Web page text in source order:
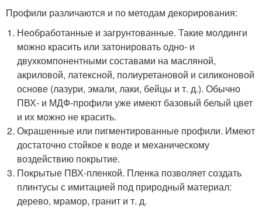
Профили различаются и по методам декорирования:
Необработанные и загрунтованные. Такие молдинги
можно красить или затонировать одно- и
двухкомпонентными составами на масляной,
акриловой, латексной, полиуретановой и силиконовой
основе (лазури, эмали, лаки, бейцы и т. д.). Обычно
ПВХ- и МДФ-профили уже имеют базовый белый цвет
и их можно не красить.
Окрашенные или пигментированные профили. Имеют
достаточно стойкое к воде и механическому
воздействию покрытие.
Покрытые ПВХ-пленкой. Пленка позволяет создать
плинтусы с имитацией под природный материал:
дерево, мрамор, гранит и т. д.